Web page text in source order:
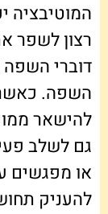
המוטיבציה
רצון לשפר
דוברי השפה
השפה.
להישאר
גם לשלב
או מפגשים
להעניק